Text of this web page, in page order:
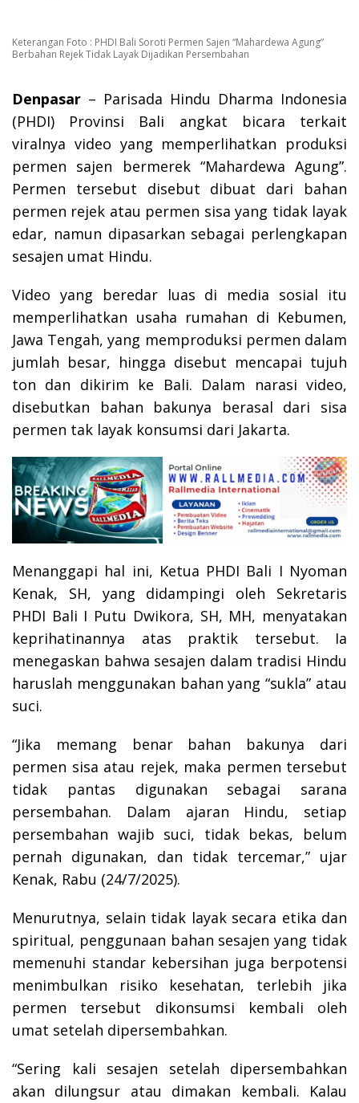
Keterangan Foto : PHDI Bali Soroti Permen Sajen “Mahardewa Agung”
Berbahan Rejek Tidak Layak Dijadikan Persembahan
Denpasar – Parisada Hindu Dharma Indonesia
(PHDI) Provinsi Bali angkat bicara terkait
viralnya video yang memperlihatkan produksi
permen sajen bermerek “Mahardewa Agung”.
Permen tersebut disebut dibuat dari bahan
permen rejek atau permen sisa yang tidak layak
edar, namun dipasarkan sebagai perlengkapan
sesajen umat Hindu.
Video yang beredar luas di media sosial itu
memperlihatkan usaha rumahan di Kebumen,
Jawa Tengah, yang memproduksi permen dalam
jumlah besar, hingga disebut mencapai tujuh
ton dan dikirim ke Bali. Dalam narasi video,
disebutkan bahan bakunya berasal dari sisa
permen tak layak konsumsi dari Jakarta.
Menanggapi hal ini, Ketua PHDI Bali I Nyoman
Kenak, SH, yang didampingi oleh Sekretaris
PHDI Bali I Putu Dwikora, SH, MH, menyatakan
keprihatinannya atas praktik tersebut. Ia
menegaskan bahwa sesajen dalam tradisi Hindu
haruslah menggunakan bahan yang “sukla” atau
suci.
“Jika memang benar bahan bakunya dari
permen sisa atau rejek, maka permen tersebut
tidak pantas digunakan sebagai sarana
persembahan. Dalam ajaran Hindu, setiap
persembahan wajib suci, tidak bekas, belum
pernah digunakan, dan tidak tercemar,” ujar
Kenak, Rabu (24/7/2025).
Menurutnya, selain tidak layak secara etika dan
spiritual, penggunaan bahan sesajen yang tidak
memenuhi standar kebersihan juga berpotensi
menimbulkan risiko kesehatan, terlebih jika
permen tersebut dikonsumsi kembali oleh
umat setelah dipersembahkan.
“Sering kali sesajen setelah dipersembahkan
akan dilungsur atau dimakan kembali. Kalau